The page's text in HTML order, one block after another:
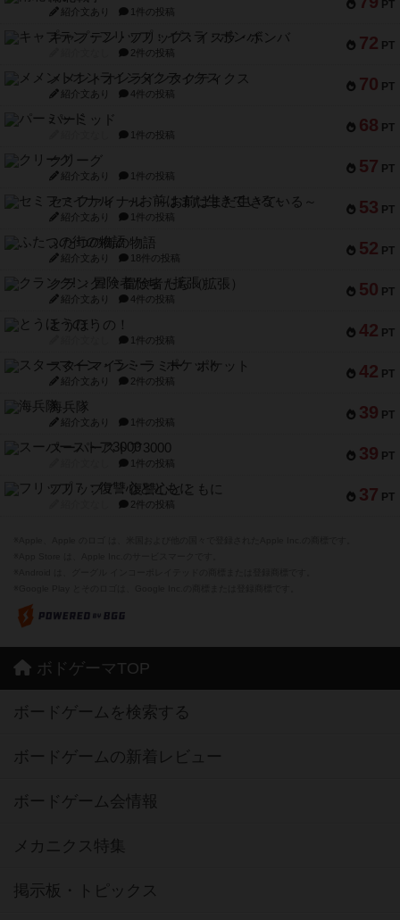
PT
紹介文あり 1件の投稿
72 PT
キャプテン・フリップ：イスラ・ボンバ
2件の投稿
70 PT
メメントオンラインタクティクス
紹介文あり 4件の投稿
68 PT
パーミッド
1件の投稿
57 PT
クリーグ
紹介文あり 1件の投稿
53 PT
セミファイナル ～お前はまだ生きている～
紹介文あり 1件の投稿
52 PT
ふたつの街の物語
紹介文あり 18件の投稿
50 PT
クランク! ：冒険者たち（拡張）
紹介文あり 4件の投稿
42 PT
とうほうの！
1件の投稿
42 PT
スターマイン・ラミー ポケット
紹介文あり 2件の投稿
39 PT
海兵隊
紹介文あり 1件の投稿
39 PT
スーパーストア3000
1件の投稿
37 PT
フリップ７：復讐心とともに
2件の投稿
ボドゲーマTOP
ボードゲームを検索する
ボードゲームの新着レビュー
ボードゲーム会情報
メカニクス特集
掲示板・トピックス